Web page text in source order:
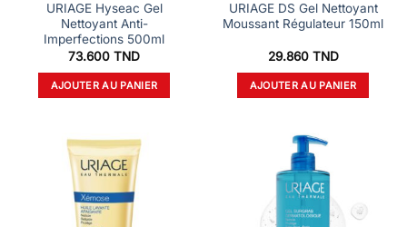
URIAGE Hyseac Gel
Nettoyant Anti-
Imperfections 500ml
73.600 TND
AJOUTER AU PANIER
URIAGE DS Gel Nettoyant
Moussant Régulateur 150ml
29.860 TND
AJOUTER AU PANIER